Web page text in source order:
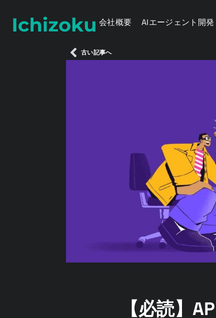
会社概要 AIエージェント開発
古い記事へ
【必読】